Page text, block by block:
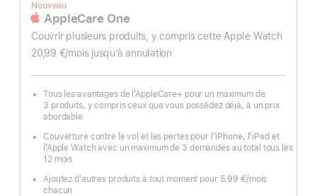
Nouveau
AppleCare One
Couvrir plusieurs produits, y compris cette Apple Watch
20,99 €/moispar
jusqu’à annulation
Tous les avantages de l’AppleCare+ pour un maximum de
3 produits, y compris ceux que vous possédez déjà, à un prix
abordable
Couverture contre le vol et les pertes pour l’iPhone, l’iPad et
l’Apple Watch avec un maximum de 3 demandes au total tous les
12 mois
Ajoutez d’autres produits à tout moment pour 5,99 €/mois
chacun